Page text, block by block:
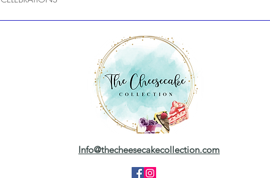
Info@thecheesecakecollection.com